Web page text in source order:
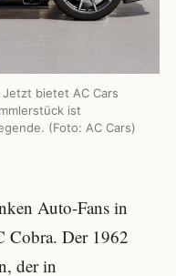
bietet AC Cars
ist
(Foto: AC Cars)
Auto-Fans in
Cobra. Der 1962
der in